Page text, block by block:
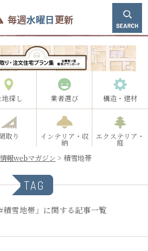
毎週水曜日更新
地探し 業者選び 構造・建材
取り インテリア・収
納
エクステリア・
庭
報webマガジン > 積雪地帯
TAG
積雪地帯」に関する記事一覧